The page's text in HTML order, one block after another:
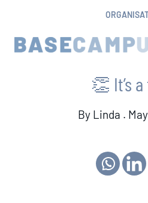
content
👏 It’s
By Linda .